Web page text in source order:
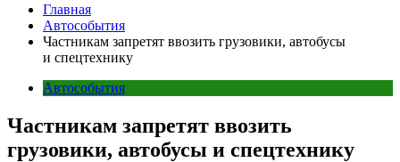
Главная
Автособытия
Частникам запретят ввозить грузовики, автобусы
и спецтехнику
Автособытия
Частникам запретят ввозить
грузовики, автобусы и спецтехнику